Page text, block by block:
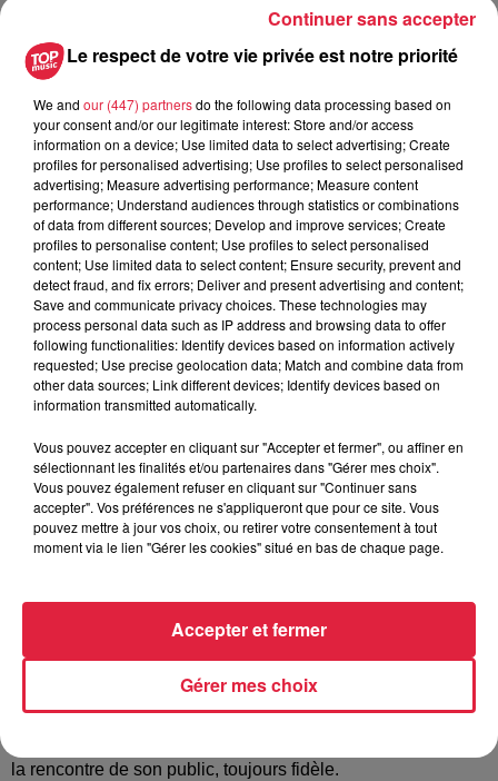
Lieu
67190 MUTZIG
Organisateur
https://www.ledome-
mutzig.fr/calendrier.htm
Tarif Payant
Groupe rock’n’roll qui nous vient tout droit de Bretagne avec
les titres « Du rhum, des femmes », « Pavillon noir », « Tirer
des caisses », « Encore un rhum », …
la rencontre de son public, toujours fidèle.
Le respect de votre vie privée est notre priorité
We and our (447) partnersdo the following data processing based on
your consent and/or our legitimate interest: Store and/or access
information on a device; Use limited data to select advertising; Create
profiles for personalised advertising; Use profiles to select personalised
advertising; Measure advertising performance; Measure content
performance; Understand audiences through statistics or combinations
of data from different sources; Develop and improve services; Create
profiles to personalise content; Use profiles to select personalised
content; Use limited data to select content; Ensure security, prevent and
detect fraud, and fix errors; Deliver and present advertising and content;
Save and communicate privacy choices. These technologies may
process personal data such as IP address and browsing data to offer
following functionalities: Identify devices based on information actively
requested; Use precise geolocation data; Match and combine data from
other data sources; Link different devices; Identify devices based on
information transmitted automatically.
Vous pouvez accepter en cliquant sur "Accepter et fermer", ou affiner en
sélectionnant les finalités et/ou partenaires dans "Gérer mes choix".
Vous pouvez également refuser en cliquant sur "Continuer sans
accepter". Vos préférences ne s'appliqueront que pour ce site. Vous
pouvez mettre à jour vos choix, ou retirer votre consentement à tout
moment via le lien "Gérer les cookies" situé en bas de chaque page.
Gérer mes choix
Accepter et fermer
Continuer sans accepter